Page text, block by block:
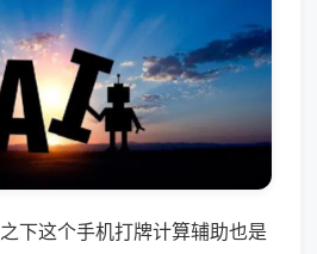
下这个手机打牌计算辅助也是